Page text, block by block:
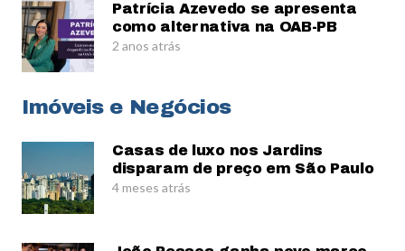
Patrícia Azevedo se apresenta
como alternativa na OAB-PB
2 anos atrás
Imóveis e Negócios
Casas de luxo nos Jardins
disparam de preço em São Paulo
4 meses atrás